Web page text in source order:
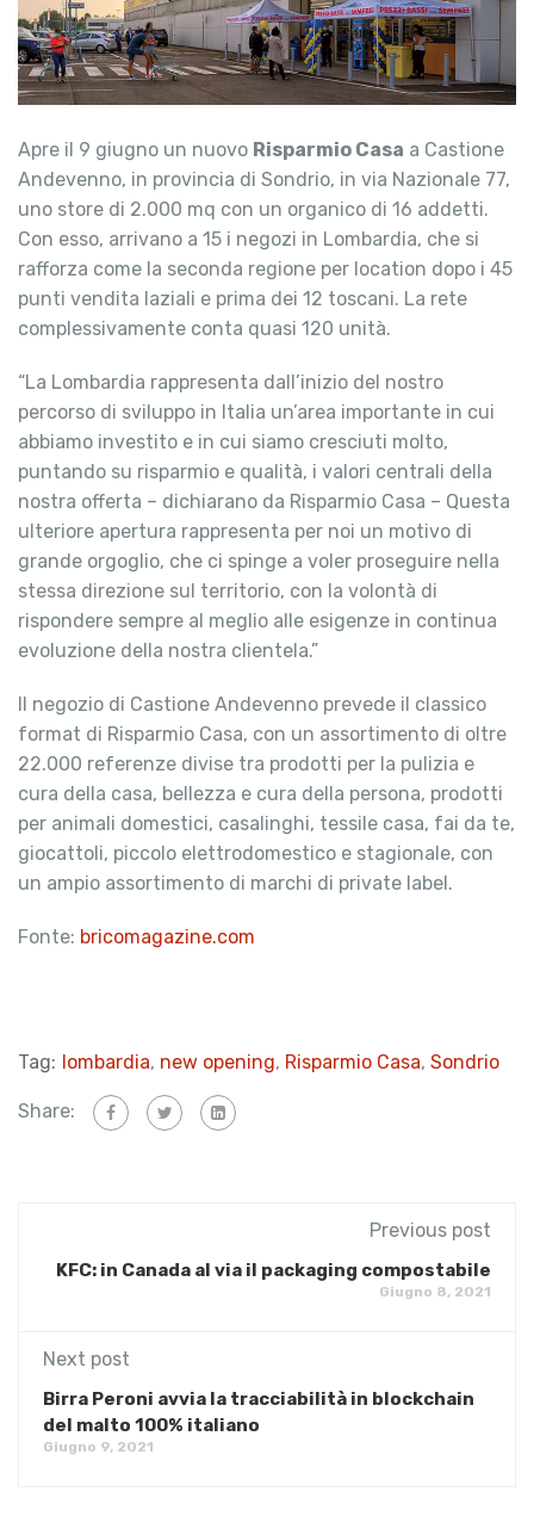
Apre il 9 giugno un nuovo Risparmio Casa a Castione
Andevenno, in provincia di Sondrio, in via Nazionale 77,
uno store di 2.000 mq con un organico di 16 addetti.
Con esso, arrivano a 15 i negozi in Lombardia, che si
rafforza come la seconda regione per location dopo i 45
punti vendita laziali e prima dei 12 toscani. La rete
complessivamente conta quasi 120 unità.
“La Lombardia rappresenta dall’inizio del nostro
percorso di sviluppo in Italia un’area importante in cui
abbiamo investito e in cui siamo cresciuti molto,
puntando su risparmio e qualità, i valori centrali della
nostra offerta – dichiarano da Risparmio Casa – Questa
ulteriore apertura rappresenta per noi un motivo di
grande orgoglio, che ci spinge a voler proseguire nella
stessa direzione sul territorio, con la volontà di
rispondere sempre al meglio alle esigenze in continua
evoluzione della nostra clientela.”
Il negozio di Castione Andevenno prevede il classico
format di Risparmio Casa, con un assortimento di oltre
22.000 referenze divise tra prodotti per la pulizia e
cura della casa, bellezza e cura della persona, prodotti
per animali domestici, casalinghi, tessile casa, fai da te,
giocattoli, piccolo elettrodomestico e stagionale, con
un ampio assortimento di marchi di private label.
Fonte: bricomagazine.com
Tag: lombardia, new opening, Risparmio Casa, Sondrio
Share:
Previous post
KFC: in Canada al via il packaging compostabile
Giugno 8, 2021
Next post
Birra Peroni avvia la tracciabilità in blockchain
del malto 100% italiano
Giugno 9, 2021